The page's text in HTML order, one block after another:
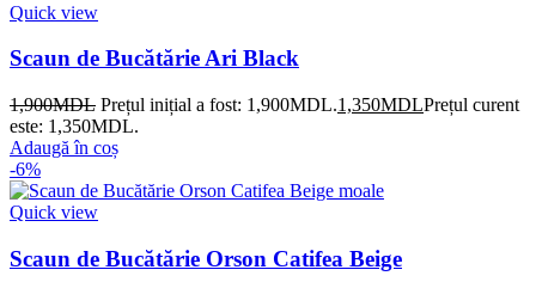
Quick view
Scaun de Bucătărie Ari Black
1,900MDL Prețul inițial a fost: 1,900MDL.1,350MDLPrețul curent
este: 1,350MDL.
Adaugă în coș
-6%
Quick view
Scaun de Bucătărie Orson Catifea Beige